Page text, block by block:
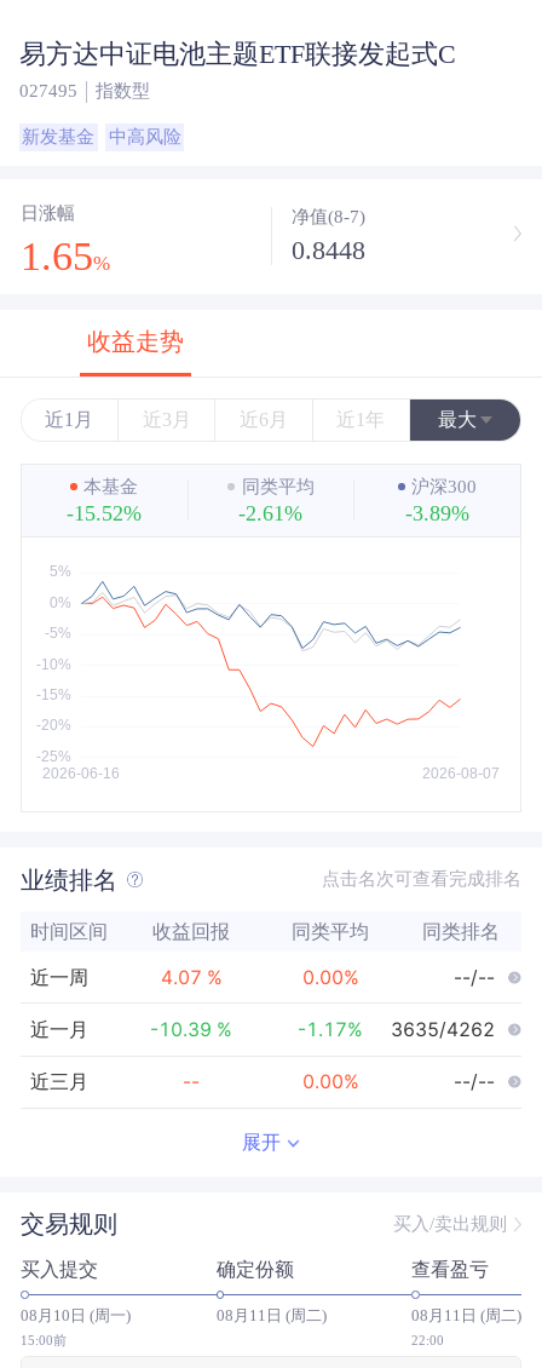
易方达中证电池主题ETF联接发起式C
027495 指数型
新发基金 中高风险
日涨幅
1.65%
净值(8-7)
0.8448
收益走势
近1月 近3月 近6月 近1年 最大
近3年
近5年
本基金
-15.52%
同类平均
-2.61%
沪深300
-3.89%
业绩排名 点击名次可查看完成排名
时间区间 收益回报 同类平均 同类排名
近一周 4.07 % 0.00% --/--
近一月 -10.39 % -1.17% 3635/4262
近三月 -- 0.00% --/--
近三年 --/--
近五年 -- 0.00% --/--
今年以来
展开
交易规则 买入/卖出规则
买入提交
08月10日 (周一)
15:00前
确定份额
08月11日 (周二)
查看盈亏
08月11日 (周二)
22:00